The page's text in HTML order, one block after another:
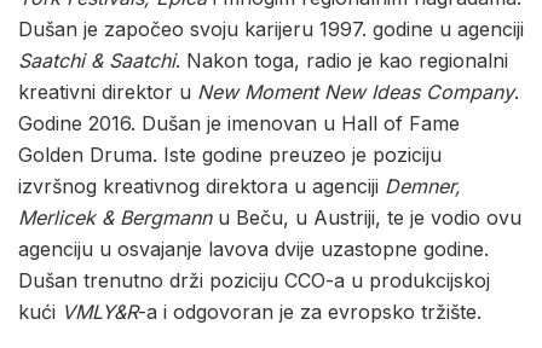
Dušan je započeo svoju karijeru 1997. godine u agenciji
Saatchi & Saatchi. Nakon toga, radio je kao regionalni
kreativni direktor u New Moment New Ideas Company.
Godine 2016. Dušan je imenovan u Hall of Fame
Golden Druma. Iste godine preuzeo je poziciju
izvršnog kreativnog direktora u agenciji Demner,
Merlicek & Bergmannu Beču, u Austriji, te je vodio ovu
agenciju u osvajanje lavova dvije uzastopne godine.
Dušan trenutno drži poziciju CCO-a u produkcijskoj
kući VMLY&R-a i odgovoran je za evropsko tržište.